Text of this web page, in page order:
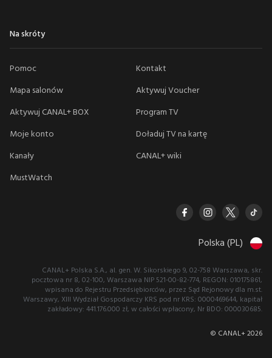
Na skróty
Pomoc
Kontakt
Mapa salonów
Aktywuj Voucher
Aktywuj CANAL+ BOX
Program TV
Moje konto
Doładuj TV na kartę
Kanały
CANAL+ wiki
MustWatch
Polska (PL)
CANAL+ Polska S.A., al. gen. W. Sikorskiego 9, 02-758 Warszawa, skr.
pocztowa nr 8, 02-100, Warszawa NIP 521-00-82-774, REGON: 010175861,
wpisana do Rejestru Przedsiębiorców, przez Sąd Rejonowy dla m.st.
Warszawy, XIII Wydział Gospodarczy KRS pod nr KRS: 0000469644, kapitał
zakładowy: 441.176.000 zł, w całości wpłacony, Nr BDO: 000030685.
© CANAL+2026